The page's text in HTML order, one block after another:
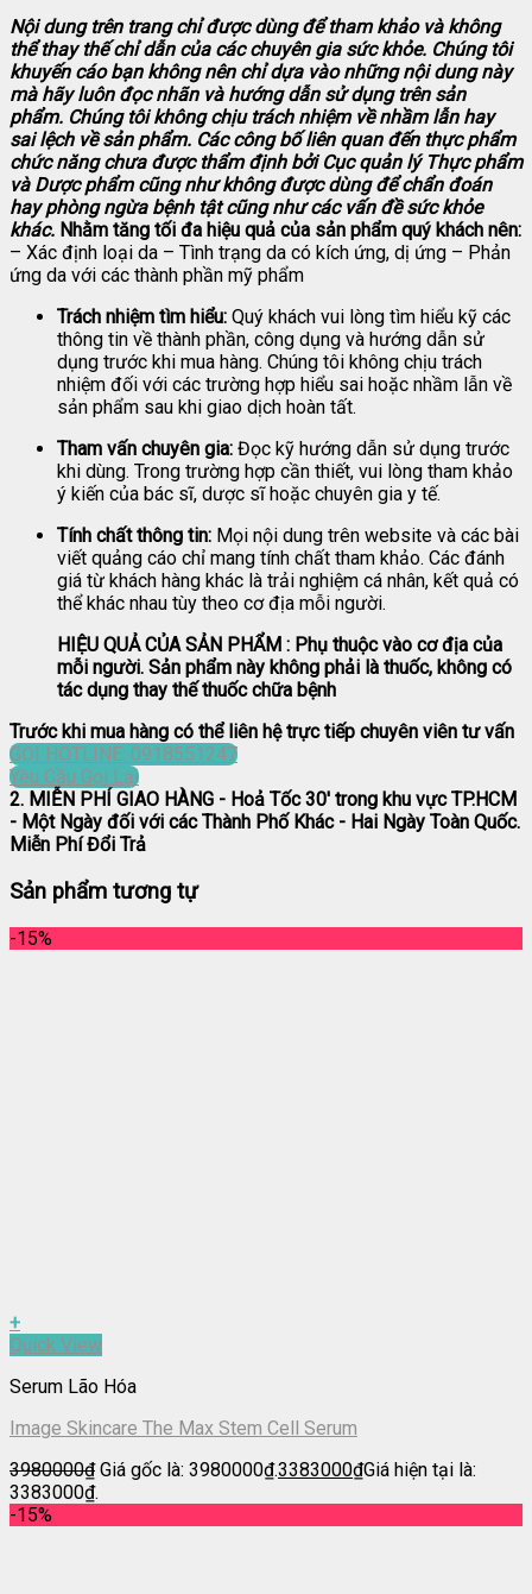
Nội dung trên trang chỉ được dùng để tham khảo và không
thể thay thế chỉ dẫn của các chuyên gia sức khỏe. Chúng tôi
khuyến cáo bạn không nên chỉ dựa vào những nội dung này
mà hãy luôn đọc nhãn và hướng dẫn sử dụng trên sản
phẩm. Chúng tôi không chịu trách nhiệm về nhầm lẫn hay
sai lệch về sản phẩm. Các công bố liên quan đến thực phẩm
chức năng chưa được thẩm định bởi Cục quản lý Thực phẩm
và Dược phẩm cũng như không được dùng để chẩn đoán
hay phòng ngừa bệnh tật cũng như các vấn đề sức khỏe
khác. Nhằm tăng tối đa hiệu quả của sản phẩm quý khách nên:
– Xác định loại da – Tình trạng da có kích ứng, dị ứng – Phản
ứng da với các thành phần mỹ phẩm
Trách nhiệm tìm hiểu: Quý khách vui lòng tìm hiểu kỹ các
thông tin về thành phần, công dụng và hướng dẫn sử
dụng trước khi mua hàng. Chúng tôi không chịu trách
nhiệm đối với các trường hợp hiểu sai hoặc nhầm lẫn về
sản phẩm sau khi giao dịch hoàn tất.
Tham vấn chuyên gia: Đọc kỹ hướng dẫn sử dụng trước
khi dùng. Trong trường hợp cần thiết, vui lòng tham khảo
ý kiến của bác sĩ, dược sĩ hoặc chuyên gia y tế.
Tính chất thông tin: Mọi nội dung trên website và các bài
viết quảng cáo chỉ mang tính chất tham khảo. Các đánh
giá từ khách hàng khác là trải nghiệm cá nhân, kết quả có
thể khác nhau tùy theo cơ địa mỗi người.
HIỆU QUẢ CỦA SẢN PHẨM : Phụ thuộc vào cơ địa của
mỗi người. Sản phẩm này không phải là thuốc, không có
tác dụng thay thế thuốc chữa bệnh
Trước khi mua hàng có thể liên hệ trực tiếp chuyên viên tư vấn
GỌI HOTLINE: 0918551247
Yêu Cầu Gọi Lại
2. MIỄN PHÍ GIAO HÀNG - Hoả Tốc 30' trong khu vực TP.HCM
- Một Ngày đối với các Thành Phố Khác - Hai Ngày Toàn Quốc.
Miễn Phí Đổi Trả
Sản phẩm tương tự
-15%
+
Quick View
Serum Lão Hóa
Image Skincare The Max Stem Cell Serum
3980000₫ Giá gốc là: 3980000₫.3383000₫Giá hiện tại là:
3383000₫.
-15%